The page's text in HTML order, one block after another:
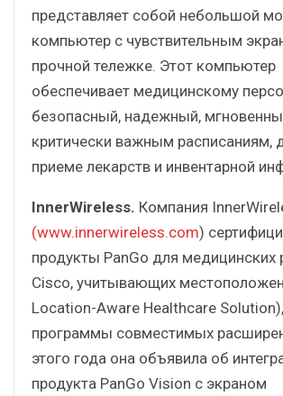
представляет собой небольшой
компьютер с чувствительным
прочной тележке. Этот компьютер
обеспечивает медицинскому
безопасный, надежный,
критически важным расписаниям,
приеме лекарств и инвентарной
InnerWireless. Компания
(www.innerwireless.com)
продукты PanGo для медицинских
Cisco, учитывающих
Location-Aware Healthcare
программы совместимых
этого года она объявила об
продукта PanGo Vision с экраном